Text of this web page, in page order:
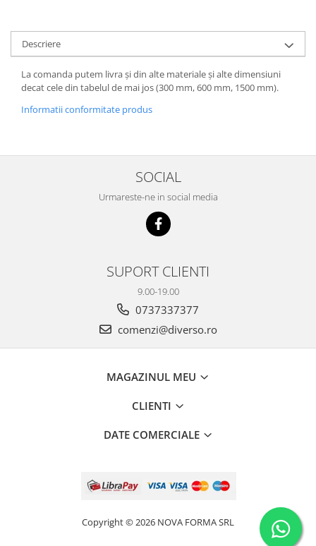
Descriere
La comanda putem livra și din alte materiale și alte dimensiuni
decat cele din tabelul de mai jos (300 mm, 600 mm, 1500 mm).
Informatii conformitate produs
SOCIAL
Urmareste-ne in social media
SUPORT CLIENTI
9.00-19.00
0737337377
comenzi@diverso.ro
MAGAZINUL MEU
CLIENTI
DATE COMERCIALE
Copyright © 2026 NOVA FORMA SRL